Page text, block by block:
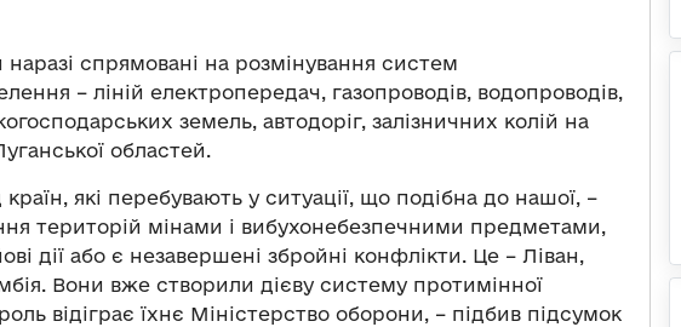
наразі спрямовані на розмінування систем
– ліній електропередач, газопроводів, водопроводів,
земель, автодоріг, залізничних колій на
областей.
які перебувають у ситуації, що подібна до нашої, –
територій мінами і вибухонебезпечними предметами,
дії або є незавершені збройні конфлікти. Це – Ліван,
Вони вже створили дієву систему протимінної
відіграє їхнє Міністерство оборони, – підбив підсумок